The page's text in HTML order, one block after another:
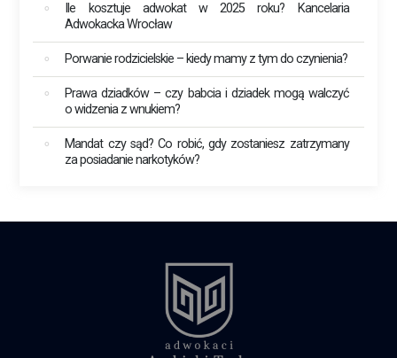
Ile kosztuje adwokat w 2025 roku? Kancelaria
Adwokacka Wrocław
Porwanie rodzicielskie – kiedy mamy z tym do czynienia?
Prawa dziadków – czy babcia i dziadek mogą walczyć
o widzenia z wnukiem?
Mandat czy sąd? Co robić, gdy zostaniesz zatrzymany
za posiadanie narkotyków?